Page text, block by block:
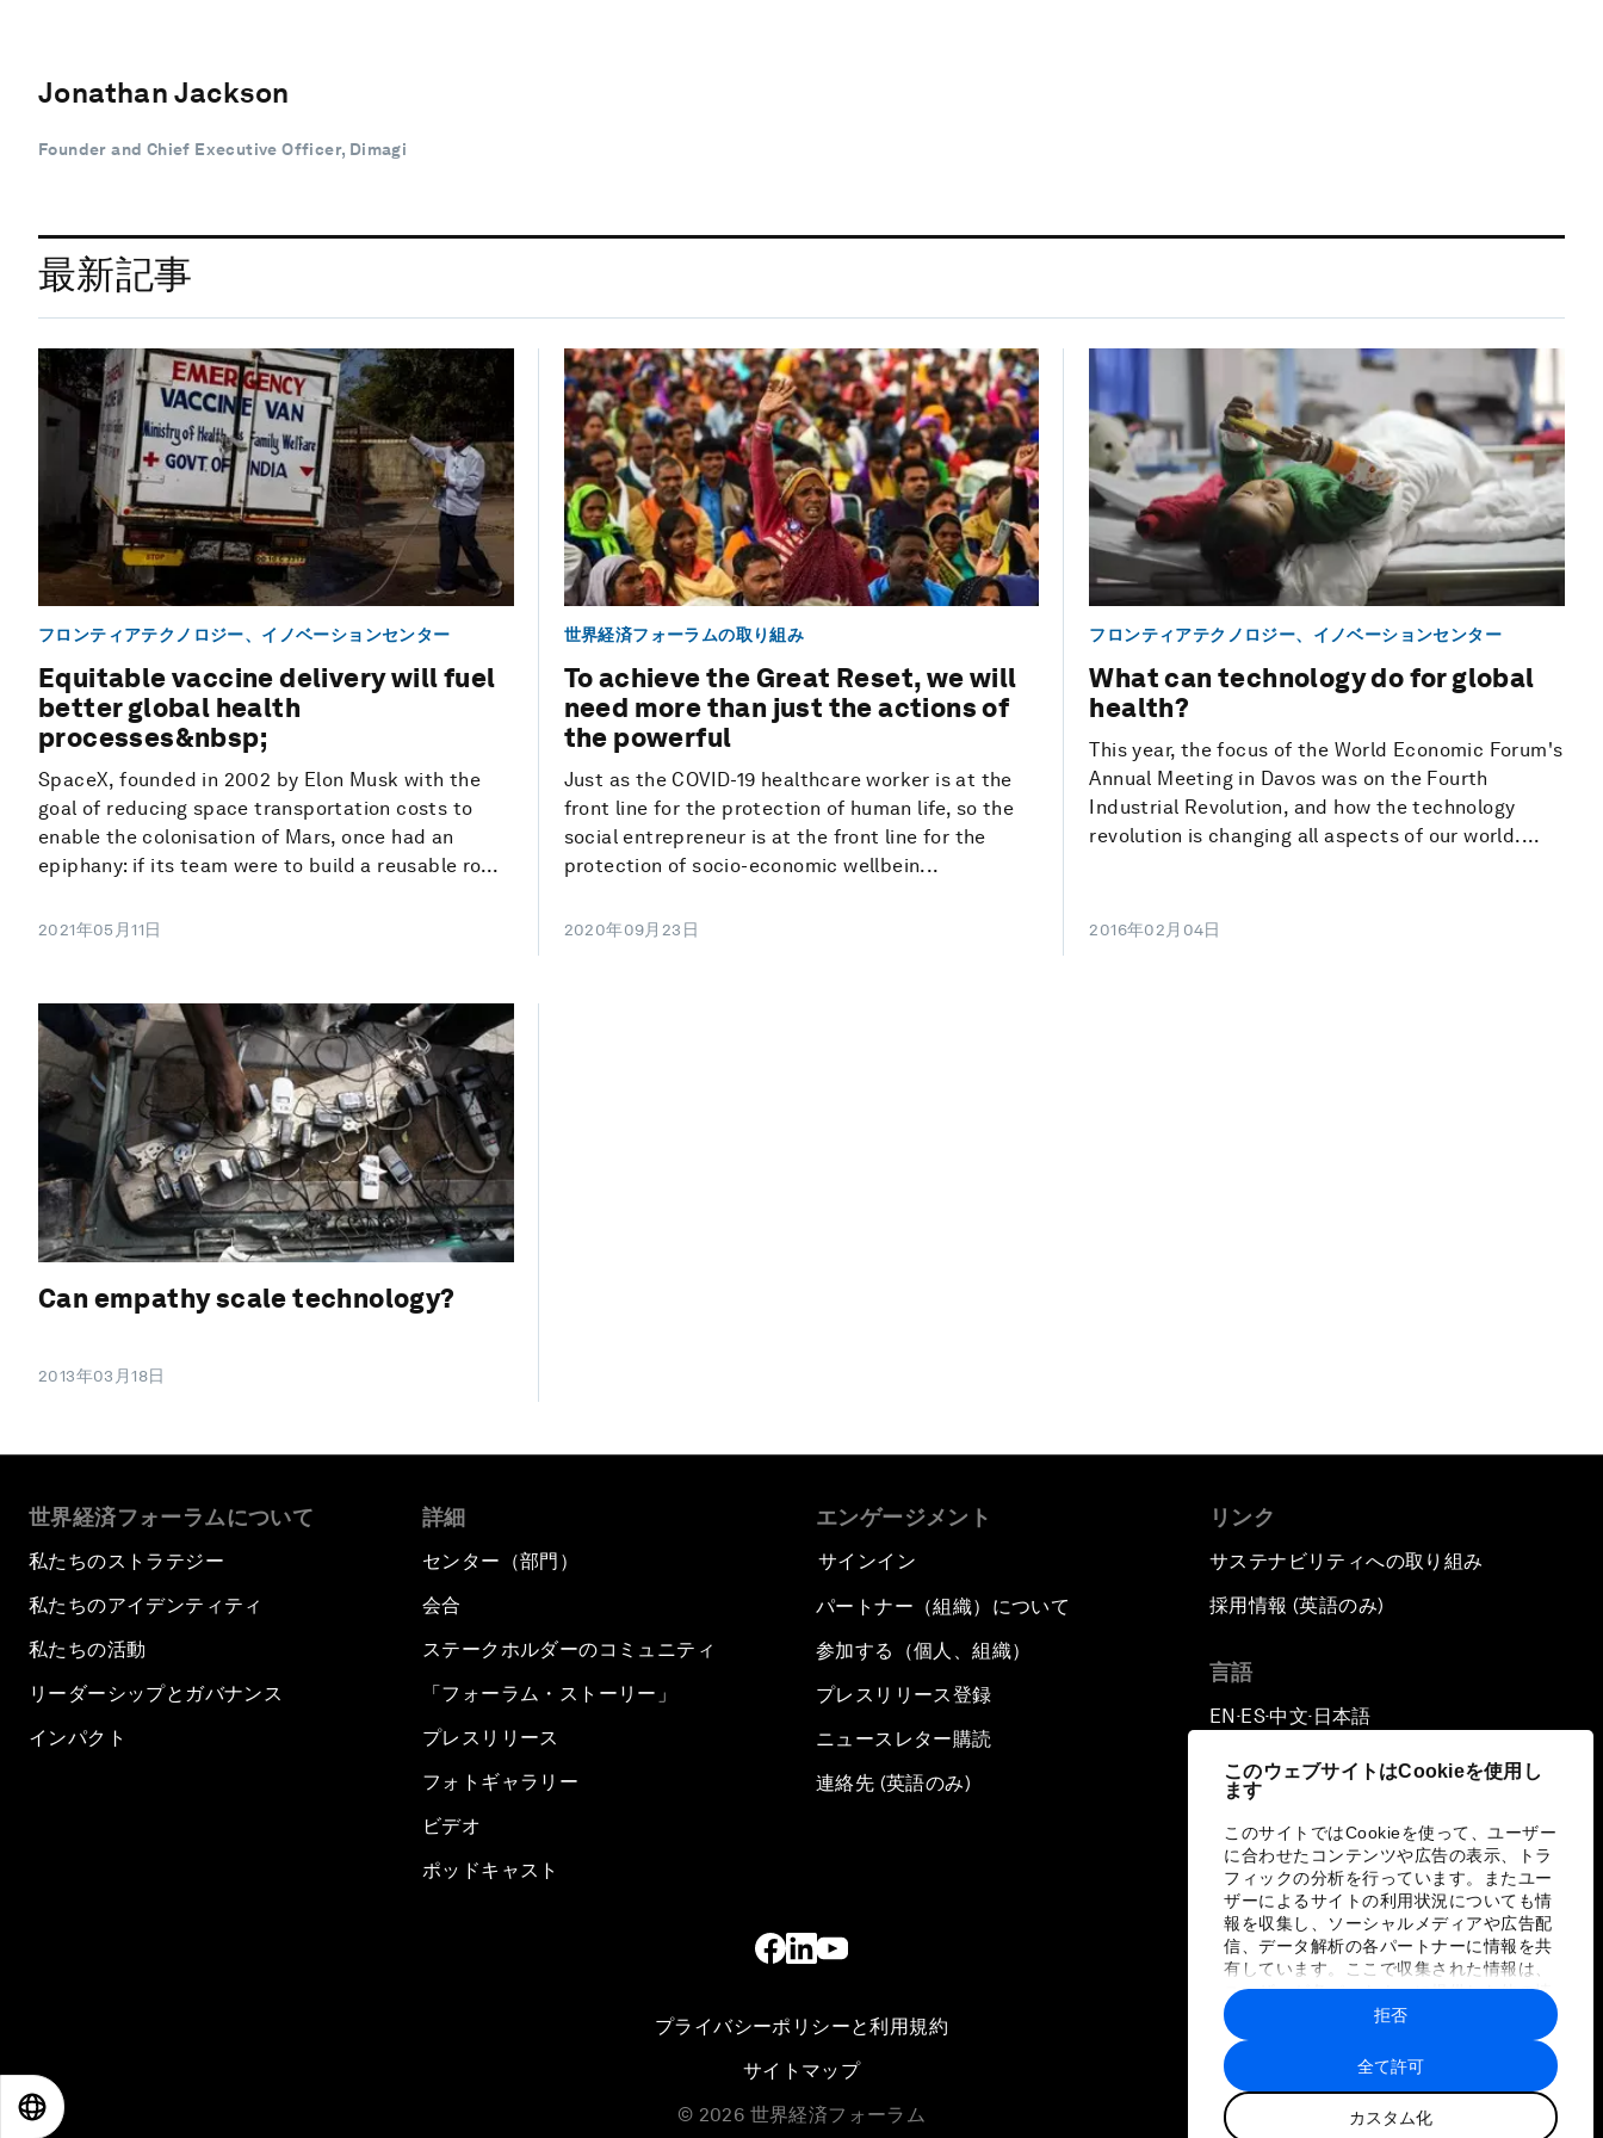
このウェブサイトはCookieを使用し
ます
このサイトではCookieを使って、ユーザー
に合わせたコンテンツや広告の表示、トラ
フィックの分析を行っています。またユー
ザーによるサイトの利用状況についても情
報を収集し、ソーシャルメディアや広告配
信、データ解析の各パートナーに情報を共
有しています。ここで収集された情報は、
ユーザーが各パートナーに提供した他の情
報や各パートナーのサービスを使用した際
に収集された情報と組み合わされ、各パー
トナーによって使用されることがありま
す。
全て許可
カスタム化
拒否
Jonathan Jackson
Founder and Chief Executive Officer, Dimagi
最新記事
フロンティアテクノロジー、イノベーションセンター
Equitable vaccine delivery will fuel
better global health
processes&nbsp;
SpaceX, founded in 2002 by Elon Musk with the
goal of reducing space transportation costs to
enable the colonisation of Mars, once had an
epiphany: if its team were to build a reusable ro...
2021年05月11日
世界経済フォーラムの取り組み
To achieve the Great Reset, we will
need more than just the actions of
the powerful
Just as the COVID-19 healthcare worker is at the
front line for the protection of human life, so the
social entrepreneur is at the front line for the
protection of socio-economic wellbein...
2020年09月23日
フロンティアテクノロジー、イノベーションセンター
What can technology do for global
health?
This year, the focus of the World Economic Forum's
Annual Meeting in Davos was on the Fourth
Industrial Revolution, and how the technology
revolution is changing all aspects of our world....
2016年02月04日
Can empathy scale technology?
2013年03月18日
世界経済フォーラムについて
私たちのストラテジー
私たちのアイデンティティ
私たちの活動
リーダーシップとガバナンス
インパクト
詳細
センター（部門）
会合
ステークホルダーのコミュニティ
「フォーラム・ストーリー」
プレスリリース
フォトギャラリー
ビデオ
ポッドキャスト
エンゲージメント
サインイン
パートナー（組織）について
参加する（個人、組織）
プレスリリース登録
ニュースレター購読
連絡先 (英語のみ)
リンク
サステナビリティへの取り組み
採用情報 (英語のみ)
言語
EN ▪ES▪中文▪ 日本語
プライバシーポリシーと利用規約
サイトマップ
© 2026 世界経済フォーラム